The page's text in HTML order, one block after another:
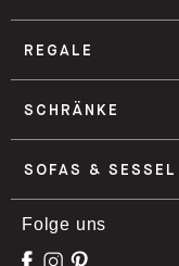
REGALE
SCHRÄNKE
SOFAS & SESSEL
Folge uns